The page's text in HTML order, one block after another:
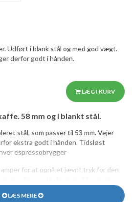
Udført i blank stål og med god vægt.
derfor godt i hånden.
LÆG I KURV
58 mm og i blankt stål.
stål, som passer til 53 mm. Vejer
ekstra godt i hånden. Tidsløst
espressobrygger
for at opnå et jævnt tryk for den
LÆS MERE